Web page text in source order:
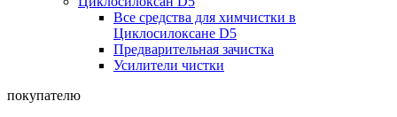
Все средства для химчистки в
Циклосилоксане D5
Предварительная зачистка
Усилители чистки
покупателю